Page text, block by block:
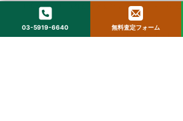
〒160-0022 東京都新宿区新宿２丁目１２−１６ セ
© 2025 StockLab. All Rights
03-5919-6640 無料査定フォーム